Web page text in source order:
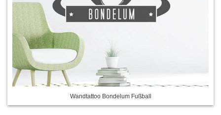
Wandtattoo Bondelum Fußball